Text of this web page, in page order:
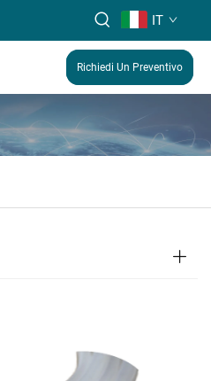
IT
Richiedi Un Preventivo